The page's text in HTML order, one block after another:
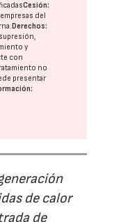
Cesión:
empresas del
Derechos:
y
con
no
presentar
de calor
de